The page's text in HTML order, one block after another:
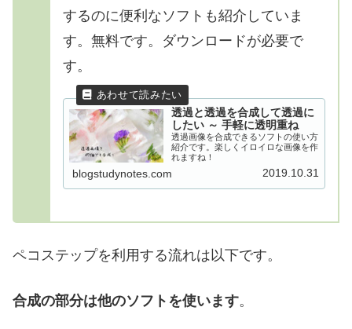
するのに便利なソフトも紹介していま
す。無料です。ダウンロードが必要で
す。
透過と透過を合成して透過に
したい ～ 手軽に透明重ね
透過画像を合成できるソフトの使い方
紹介です。楽しくイロイロな画像を作
れますね！
blogstudynotes.com 2019.10.31
ペコステップを利用する流れは以下です。
合成の部分は他のソフトを使います。